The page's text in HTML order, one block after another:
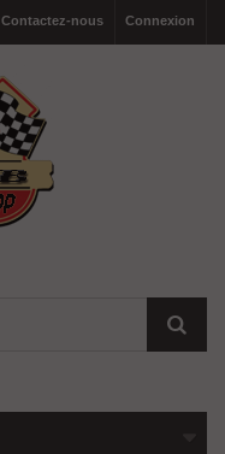
Connexion
Contactez-nous